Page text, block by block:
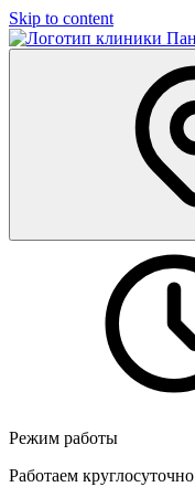
Skip to content
Режим работы
Работаем круглосуточно